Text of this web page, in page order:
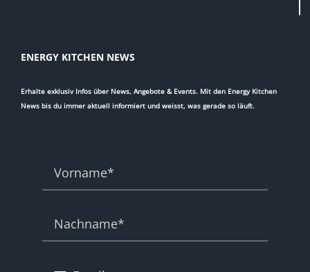
ENERGY KITCHEN NEWS
Erhalte exklusiv Infos über News, Angebote & Events. Mit den Energy Kitchen
News bis du immer aktuell informiert und weisst, was gerade so läuft.